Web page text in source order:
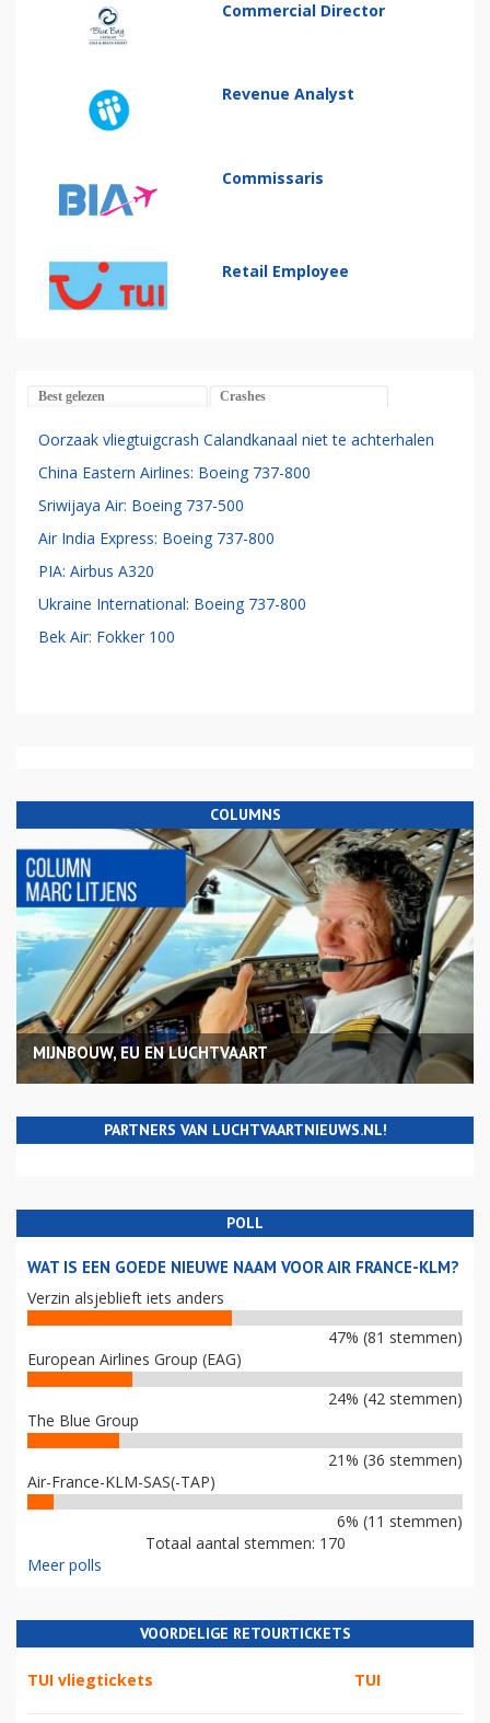
Commercial Director
Revenue Analyst
Commissaris
Retail Employee
Best gelezen Crashes
Oorzaak vliegtuigcrash Calandkanaal niet te achterhalen
China Eastern Airlines: Boeing 737-800
Sriwijaya Air: Boeing 737-500
Air India Express: Boeing 737-800
PIA: Airbus A320
Ukraine International: Boeing 737-800
Bek Air: Fokker 100
COLUMNS
MIJNBOUW, EU EN LUCHTVAART
PARTNERS VAN LUCHTVAARTNIEUWS.NL!
POLL
WAT IS EEN GOEDE NIEUWE NAAM VOOR AIR FRANCE-KLM?
Verzin alsjeblieft iets anders
47% (81 stemmen)
European Airlines Group (EAG)
24% (42 stemmen)
The Blue Group
21% (36 stemmen)
Air-France-KLM-SAS(-TAP)
6% (11 stemmen)
Totaal aantal stemmen: 170
Meer polls
VOORDELIGE RETOURTICKETS
TUI vliegtickets TUI